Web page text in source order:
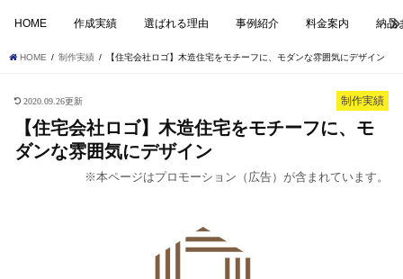
HOME 作成実績 選ばれる理由 事例紹介 料金案内 納品
HOME 制作実績 【住宅会社ロゴ】木造住宅をモチーフに、モダンな雰囲気にデザイン
制作実績
2020.09.26更新
【住宅会社ロゴ】木造住宅をモチーフに、モ
ダンな雰囲気にデザイン
※本ページはプロモーション（広告）が含まれています。